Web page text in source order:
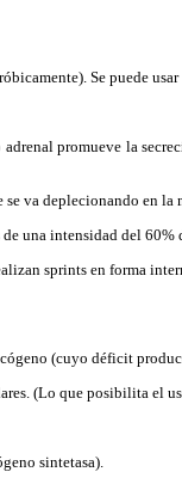
Se puede
promueve la
va deplecionando en la
una intensidad del 60%
sprints en forma
(cuyo déficit
(Lo que posibilita el
sintetasa).